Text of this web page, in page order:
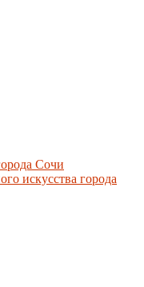
Сочи
искусства города